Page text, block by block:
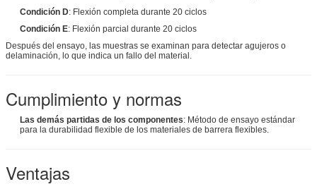
Condición D: Flexión completa durante 20 ciclos
Condición E: Flexión parcial durante 20 ciclos
Después del ensayo, las muestras se examinan para detectar agujeros o
delaminación, lo que indica un fallo del material.
Cumplimiento y normas
Las demás partidas de los componentes: Método de ensayo estándar
para la durabilidad flexible de los materiales de barrera flexibles.
Ventajas